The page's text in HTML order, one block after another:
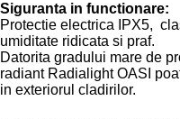
Siguranta in functionare:
Protectie electrica IPX5,
umiditate ridicata si praf.
Datorita gradului mare de
radiant Radialight OASI
in exteriorul cladirilor.